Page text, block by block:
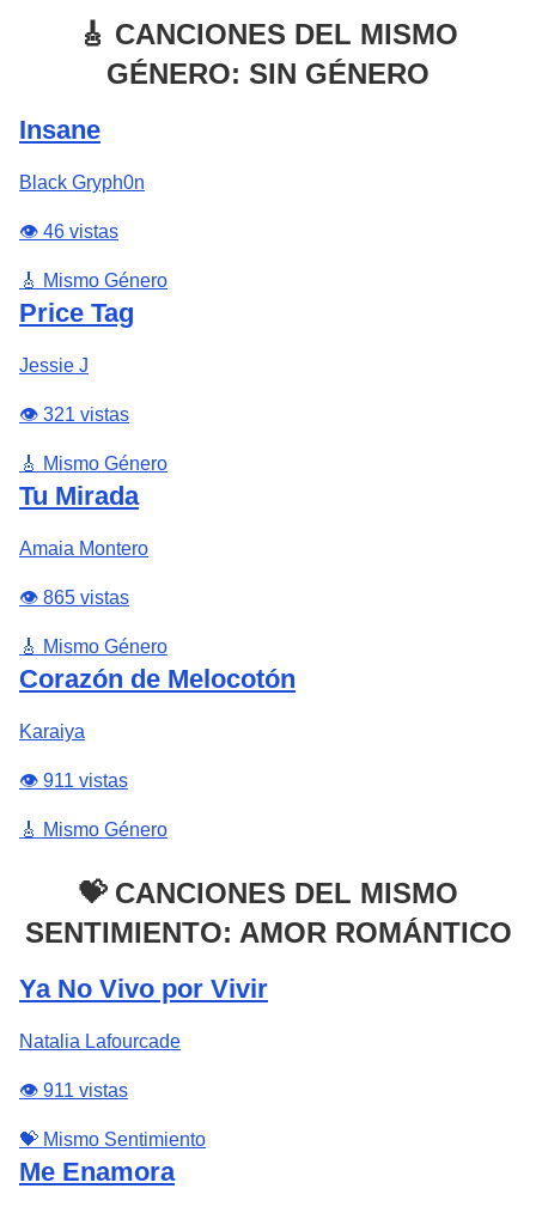
🎸 CANCIONES DEL MISMO
GÉNERO: SIN GÉNERO
Insane
Black Gryph0n
👁️ 46 vistas
🎸 Mismo Género
Price Tag
Jessie J
👁️ 321 vistas
🎸 Mismo Género
Tu Mirada
Amaia Montero
👁️ 865 vistas
🎸 Mismo Género
Corazón de Melocotón
Karaiya
👁️ 911 vistas
🎸 Mismo Género
💝 CANCIONES DEL MISMO
SENTIMIENTO: AMOR ROMÁNTICO
Ya No Vivo por Vivir
Natalia Lafourcade
👁️ 911 vistas
💝 Mismo Sentimiento
Me Enamora